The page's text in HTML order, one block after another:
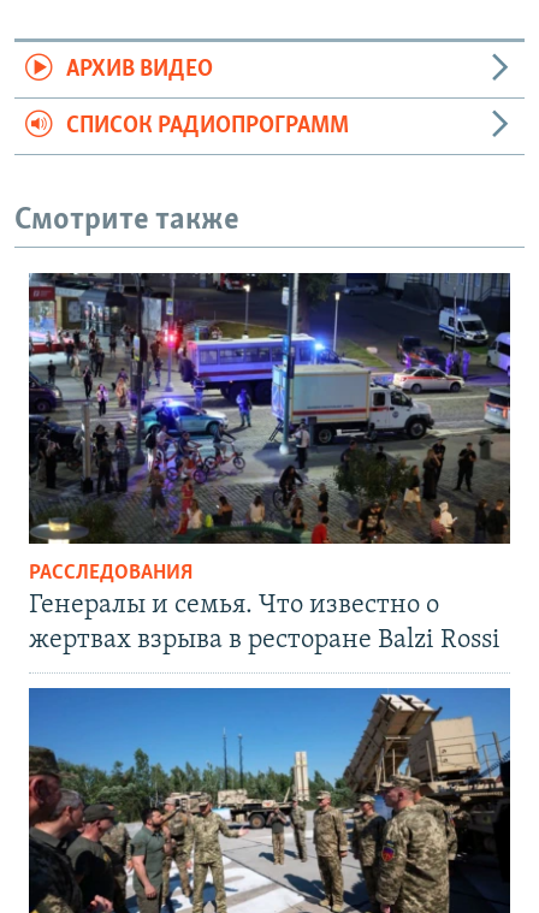
АРХИВ ВИДЕО
СПИСОК РАДИОПРОГРАММ
Смотрите также
РАССЛЕДОВАНИЯ
Генералы и семья. Что известно о
жертвах взрыва в ресторане Balzi Rossi